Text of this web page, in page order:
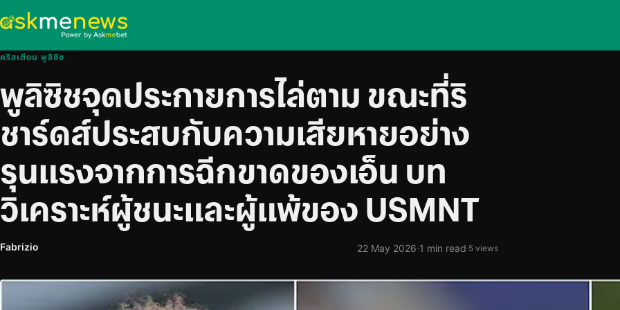
คริสเตียน พูลิซิช
พูลิซิชจุดประกายการไล่ตาม ขณะที่ริ
ชาร์ดส์ประสบกับความเสียหายอย่าง
รุนแรงจากการฉีกขาดของเอ็น บท
วิเคราะห์ผู้ชนะและผู้แพ้ของ USMNT
Fabrizio 22 May 2026·1 min read·5 views